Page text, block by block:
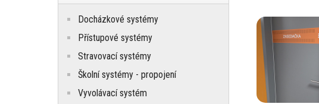
Pagination
Docházkové systémy
Přístupové systémy
Stravovací systémy
Školní systémy - propojení
Vyvolávací systém